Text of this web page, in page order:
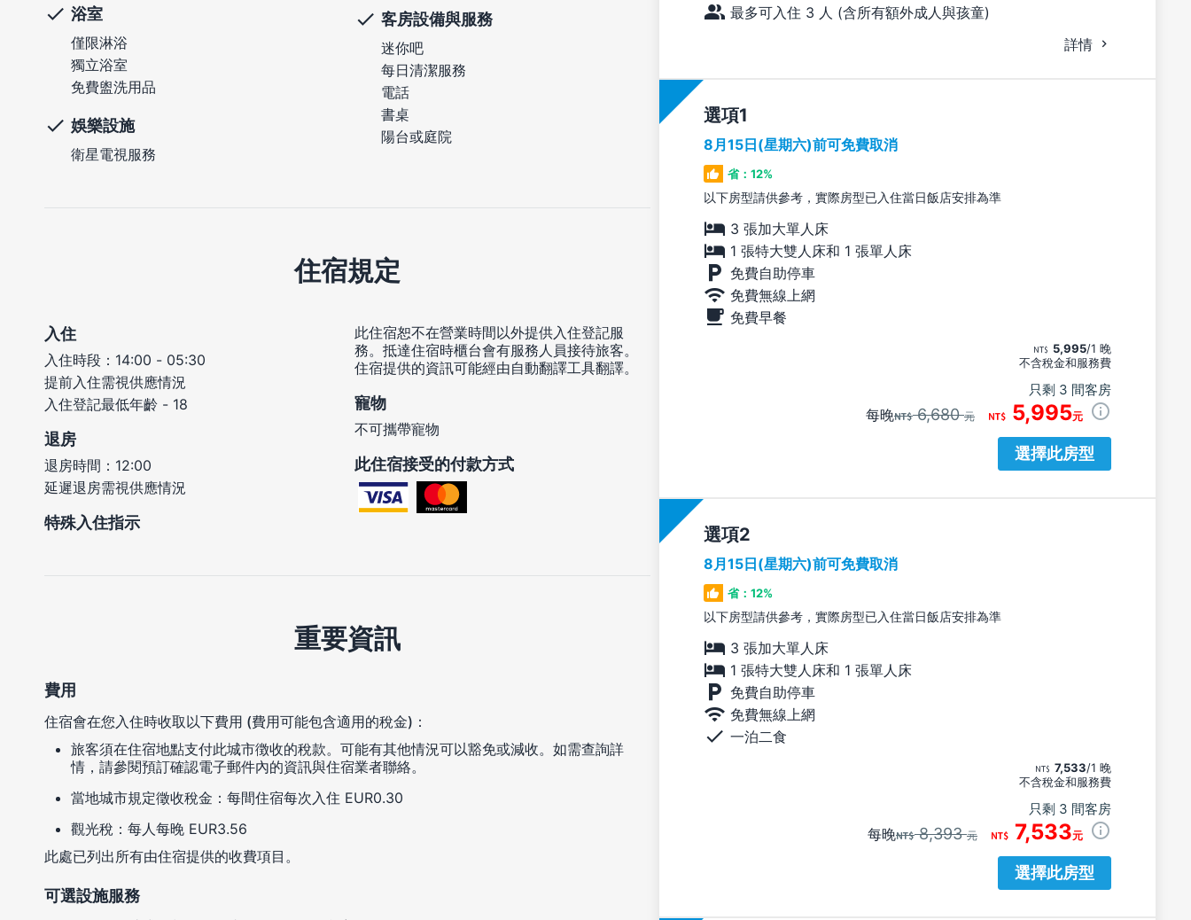
最多可入住 3 人 (含所有額外成人與孩童)
詳情
選項
8月15日(星期六)前可免費取消
省：12%
以下房型請供參考，實際房型已入住當日飯店安排為準
3 張加大單人床
1 張特大雙人床和 1 張單人床
免費自助停車
免費無線上網
免費早餐
5,995/1 晚
不含稅金和服務費
只剩 3 間客房
每晚 6,680元 5,995元
選擇此房型
選項
8月15日(星期六)前可免費取消
省：12%
以下房型請供參考，實際房型已入住當日飯店安排為準
3 張加大單人床
1 張特大雙人床和 1 張單人床
免費自助停車
免費無線上網
一泊二食
7,533/1 晚
不含稅金和服務費
只剩 3 間客房
每晚 8,393元 7,533元
選擇此房型
浴室
僅限淋浴
獨立浴室
免費盥洗用品
娛樂設施
衛星電視服務
客房設備與服務
迷你吧
每日清潔服務
電話
書桌
陽台或庭院
住宿規定
入住
入住時段：14:00 - 05:30
提前入住需視供應情況
入住登記最低年齡 - 18
退房
退房時間：12:00
延遲退房需視供應情況
特殊入住指示
此住宿恕不在營業時間以外提供入住登記服
務。抵達住宿時櫃台會有服務人員接待旅客。
住宿提供的資訊可能經由自動翻譯工具翻譯。
寵物
不可攜帶寵物
此住宿接受的付款方式
重要資訊
費用
住宿會在您入住時收取以下費用 (費用可能包含適用的稅金)：
旅客須在住宿地點支付此城市徴收的稅款。可能有其他情況可以豁免或減收。如需查詢詳
情，請參閱預訂確認電子郵件內的資訊與住宿業者聯絡。
當地城市規定徵收稅金：每間住宿每次入住 EUR0.30
觀光稅：每人每晚 EUR3.56
此處已列出所有由住宿提供的收費項目。
可選設施服務